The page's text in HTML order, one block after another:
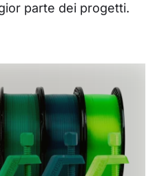
parte dei progetti.